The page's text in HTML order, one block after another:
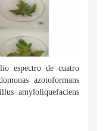
espectro de cuatro
azotoformans
amyloliquefaciens